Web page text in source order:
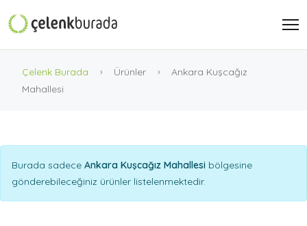
Çelenk Burada Ürünler
Ankara Kuşcağız
Mahallesi
Burada sadece Ankara Kuşcağız Mahallesi bölgesine
gönderebileceğiniz ürünler listelenmektedir.